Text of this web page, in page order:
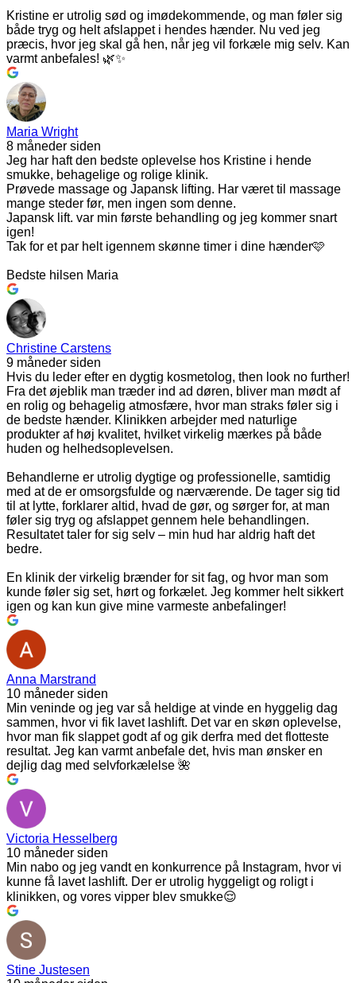
Kristine er utrolig sød og imødekommende, og man føler sig
både tryg og helt afslappet i hendes hænder. Nu ved jeg
præcis, hvor jeg skal gå hen, når jeg vil forkæle mig selv. Kan
varmt anbefales! 🌿✨
Maria Wright
8 måneder siden
Jeg har haft den bedste oplevelse hos Kristine i hende
smukke, behagelige og rolige klinik.
Prøvede massage og Japansk lifting. Har været til massage
mange steder før, men ingen som denne.
Japansk lift. var min første behandling og jeg kommer snart
igen!
Tak for et par helt igennem skønne timer i dine hænder🩷
Bedste hilsen Maria
Christine Carstens
9 måneder siden
Hvis du leder efter en dygtig kosmetolog, then look no further!
Fra det øjeblik man træder ind ad døren, bliver man mødt af
en rolig og behagelig atmosfære, hvor man straks føler sig i
de bedste hænder. Klinikken arbejder med naturlige
produkter af høj kvalitet, hvilket virkelig mærkes på både
huden og helhedsoplevelsen.
Behandlerne er utrolig dygtige og professionelle, samtidig
med at de er omsorgsfulde og nærværende. De tager sig tid
til at lytte, forklarer altid, hvad de gør, og sørger for, at man
føler sig tryg og afslappet gennem hele behandlingen.
Resultatet taler for sig selv – min hud har aldrig haft det
bedre.
En klinik der virkelig brænder for sit fag, og hvor man som
kunde føler sig set, hørt og forkælet. Jeg kommer helt sikkert
igen og kan kun give mine varmeste anbefalinger!
Anna Marstrand
10 måneder siden
Min veninde og jeg var så heldige at vinde en hyggelig dag
sammen, hvor vi fik lavet lashlift. Det var en skøn oplevelse,
hvor man fik slappet godt af og gik derfra med det flotteste
resultat. Jeg kan varmt anbefale det, hvis man ønsker en
dejlig dag med selvforkælelse 🌺
Victoria Hesselberg
10 måneder siden
Min nabo og jeg vandt en konkurrence på Instagram, hvor vi
kunne få lavet lashlift. Der er utrolig hyggeligt og roligt i
klinikken, og vores vipper blev smukke😌
Stine Justesen